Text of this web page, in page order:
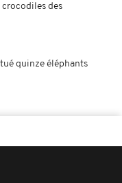
crocodiles des
quinze éléphants